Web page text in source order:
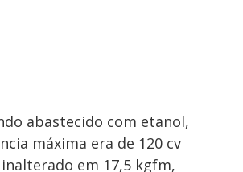
abastecido com etanol,
máxima era de 120 cv
em 17,5 kgfm,